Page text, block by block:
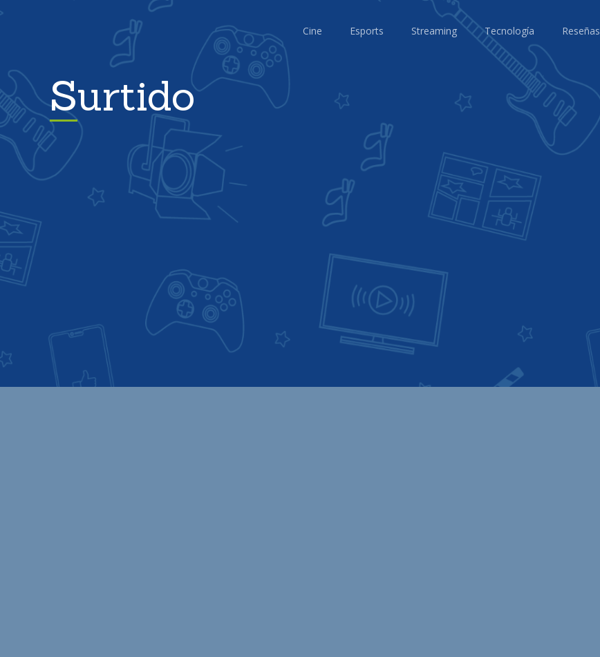
Cine Esports Streaming Tecnología Reseñas
Surtido